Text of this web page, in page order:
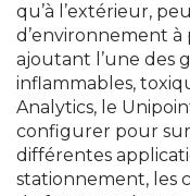
qu’à l’extérieur,
d’environnement
ajoutant l’une des
inflammables,
Analytics, le
configurer pour
différentes
stationnement, les